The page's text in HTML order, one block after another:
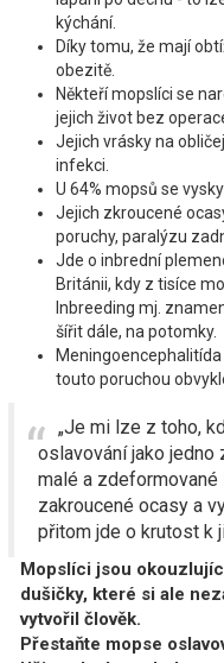
kýchání.
Díky tomu, že mají
obezitě.
Někteří mopslíci se
jejich život bez
Jejich vrásky na
infekci.
U 64% mopsů se
Jejich zkroucené
poruchy, paralýzu
Jde o inbrední
Británii, kdy z tisíce
Inbreeding mj.
šířit dále, na potomky.
touto poruchou
„Je mi lze z toho,
oslavování jako jedno
malé a zdeformované
zakroucené ocasy a
přitom jde o krutost k
Mopslíci jsou
dušičky, které si ale
vytvořil člověk.
Přestaňte mopse